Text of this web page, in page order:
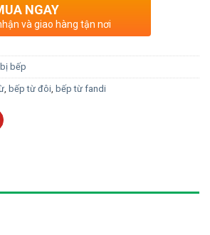
NGAY
và giao hàng tận nơi
bếp
bếp từ đôi bếp từ fandi